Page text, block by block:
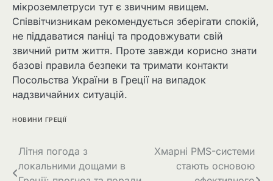
мікроземлетруси тут є звичним явищем.
Співвітчизникам рекомендується зберігати спокій,
не піддаватися паніці та продовжувати свій
звичний ритм життя. Проте завжди корисно знати
базові правила безпеки та тримати контакти
Посольства України в Греції на випадок
надзвичайних ситуацій.
НОВИНИ ГРЕЦІЇ
Літня погода з
локальними дощами в
Хмарні PMS-системи
стають основою